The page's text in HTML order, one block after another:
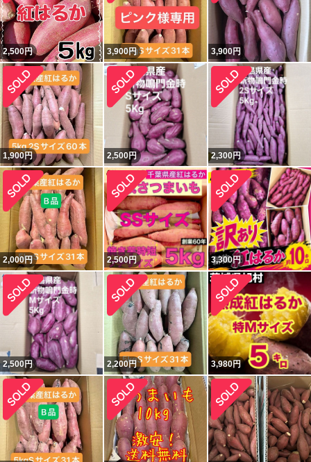
2,500円 3,900円 3,900円
1,900円 2,500円 2,300円
2,000円 2,500円 3,300円
2,500円 2,200円 3,980円